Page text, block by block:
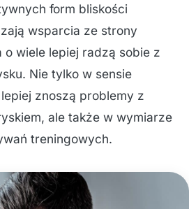
form bliskości
wsparcia ze strony
wiele lepiej radzą sobie z
Nie tylko w sensie
znoszą problemy z
ale także w wymiarze
treningowych.